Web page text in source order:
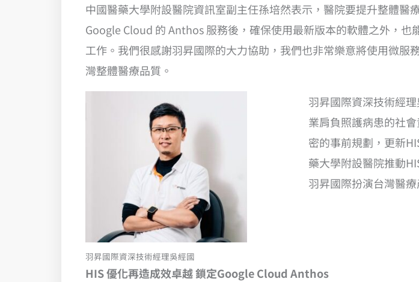
中國醫藥大學附設醫院資訊室副主任孫培然表示，醫院要提升整體
Google Cloud 的 Anthos 服務後，確保使用最新版本的軟體之外，
工作。我們很感謝羽昇國際的大力協助，我們也非常樂意將使用微
灣整體醫療品質。
羽昇國際資深技術經理吳經國
羽昇國際資深技術經
業肩負照護病患的社
密的事前規劃，更新
藥大學附設醫院推動
羽昇國際扮演台灣醫
HIS 優化再造成效卓越 鎖定Google Cloud Anthos